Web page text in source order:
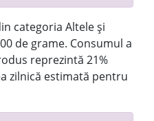
categoria Altele și
de grame. Consumul a
reprezintă 21%
zilnică estimată pentru